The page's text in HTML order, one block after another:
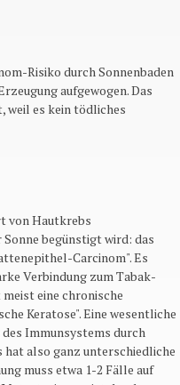
Risiko durch Sonnenbaden
aufgewogen. Das
weil es kein tödliches
von Hautkrebs
begünstigt wird: das
Carcinom". Es
Verbindung zum Tabak-
eine chronische
Keratose". Eine wesentliche
Immunsystems durch
also ganz unterschiedliche
muss etwa 1-2 Fälle auf